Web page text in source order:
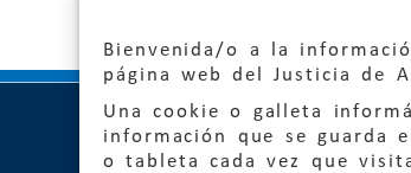
Bienvenida/o a la
página web del Justicia de
Una cookie o galleta
información que se guarda
o tableta cada vez que